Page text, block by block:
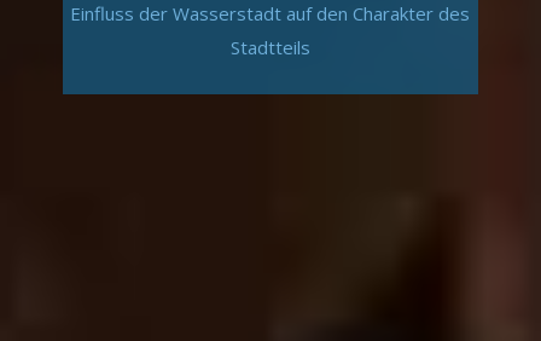
Einfluss der Wasserstadt auf den Charakter des
Stadtteils